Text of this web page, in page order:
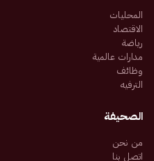
المحليات
الاقتصاد
رياضة
مدارات عالمية
وظائف
الترفيه
الصحيفة
من نحن
اتصل بنا